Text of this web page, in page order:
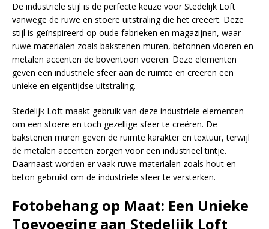
De industriële stijl is de perfecte keuze voor Stedelijk Loft
vanwege de ruwe en stoere uitstraling die het creëert. Deze
stijl is geïnspireerd op oude fabrieken en magazijnen, waar
ruwe materialen zoals bakstenen muren, betonnen vloeren en
metalen accenten de boventoon voeren. Deze elementen
geven een industriële sfeer aan de ruimte en creëren een
unieke en eigentijdse uitstraling.
Stedelijk Loft maakt gebruik van deze industriële elementen
om een stoere en toch gezellige sfeer te creëren. De
bakstenen muren geven de ruimte karakter en textuur, terwijl
de metalen accenten zorgen voor een industrieel tintje.
Daarnaast worden er vaak ruwe materialen zoals hout en
beton gebruikt om de industriële sfeer te versterken.
Fotobehang op Maat: Een Unieke
Toevoeging aan Stedelijk Loft